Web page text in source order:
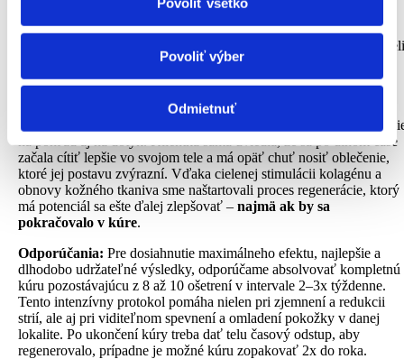
webové stránky, poskytujeme aj našim partnerom v
môžu príslušné informácie skombinovať s ďalšími
údajmi, ktoré ste im poskytli alebo ktoré od vás získali,
keď ste používali ich služby.
Povoliť výber
Odmietnuť
ošetreniach vidíme výrazné zlepšenie stavu pokožky –
priebeh je krásnym príkladom toho, kam sa dá dostať aj za
. S pokračujúcou starostlivosťou by sme vedeli
dosiahnuť ešte výraznejšie a dlhodobejšie výsledky.
Výsledky:
jemnejšie, menej výrazné a začínajú splývať s okolitým tkanivom.
, pôsobí pevnejšie a
na pohľad aj na dotyk. Klientka sama uviedla, že sa po dlhom čase
začala cítiť lepšie vo svojom tele a má opäť chuť nosiť oblečenie,
ktoré jej postavu zvýrazní. Vďaka cielenej stimulácii kolagénu a
obnovy kožného tkaniva sme naštartovali proces regenerácie, ktorý
má potenciál sa ešte ďalej zlepšovať – najmä ak by sa
pokračovalo v kúre.
Odporúčania: Pre dosiahnutie maximálneho efektu, najlepšie a
dlhodobo udržateľné výsledky, odporúčame absolvovať kompletnú
kúru pozostávajúcu z 8 až 10 ošetrení v intervale 2–3x týždenne.
Tento intenzívny protokol pomáha nielen pri zjemnení a redukcii
strií, ale aj pri viditeľnom spevnení a omladení pokožky v danej
lokalite. Po ukončení kúry treba dať telu časový odstup, aby
regenerovalo, prípadne je možné kúru zopakovať 2x do roka.